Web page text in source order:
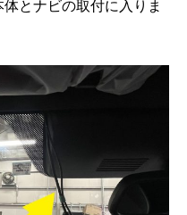
とナビの取付に入りま